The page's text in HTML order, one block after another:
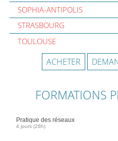
SOPHIA-ANTIPOLIS
STRASBOURG
TOULOUSE
ACHETER
FORMATIONS
Pratique des réseaux
4 jours (28h)